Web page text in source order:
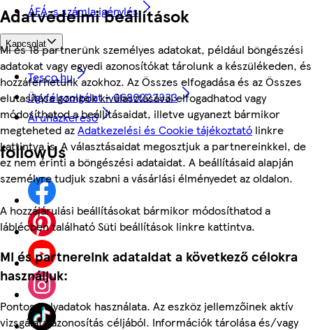
Adatvédelmi beállítások
Mi és 18 partnerünk személyes adatokat, például böngészési
adatokat vagy egyedi azonosítókat tárolunk a készülékeden, és
hozzáférhetünk azokhoz. Az Összes elfogadása és az Összes
elutasítása gombok kiválasztásával elfogadhatod vagy
módosíthatod a beállításaidat, illetve ugyanezt bármikor
megteheted azAdatkezelési és Cookie tájékoztató linkre
kattintva is. A választásaidat megosztjuk a partnereinkkel, de
ez nem érinti a böngészési adataidat. A beállításaid alapján
személyre tudjuk szabni a vásárlási élményedet az oldalon.
A hozzájárulási beállításokat bármikor módosíthatod a
láblécben található Süti beállítások linkre kattintva.
Mi és partnereink adataidat a következő célokra
használjuk:
Pontos helyadatok használata. Az eszköz jellemzőinek aktív
vizsgálata azonosítás céljából. Információk tárolása és/vagy
ÁFÁ-s számla igénylés
Kapcsolat
Tesco.hu
Ügyfélszolgálat - 0680222333
Áruházkereső
followUs